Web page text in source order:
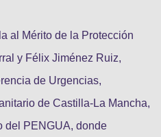
al Mérito de la Protección
y Félix Jiménez Ruiz,
de Urgencias,
de Castilla-La Mancha,
del PENGUA, donde